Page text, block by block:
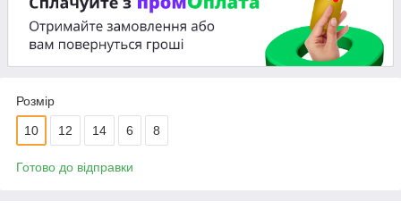
Розмір
10 12 14 6 8
Готово до відправки